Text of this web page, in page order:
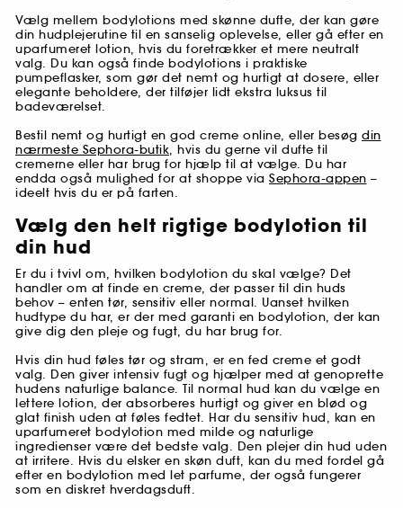
Vælg mellem bodylotions med skønne dufte, der kan gøre
din hudplejerutine til en sanselig oplevelse, eller gå efter en
uparfumeret lotion, hvis du foretrækker et mere neutralt
valg. Du kan også finde bodylotions i praktiske
pumpeflasker, som gør det nemt og hurtigt at dosere, eller
elegante beholdere, der tilføjer lidt ekstra luksus til
badeværelset.
Bestil nemt og hurtigt en god creme online, eller besøg din
nærmeste Sephora-butik, hvis du gerne vil dufte til
cremerne eller har brug for hjælp til at vælge. Du har
endda også mulighed for at shoppe via Sephora-appen –
ideelt hvis du er på farten.
Vælg den helt rigtige bodylotion til
din hud
Er du i tvivl om, hvilken bodylotion du skal vælge? Det
handler om at finde en creme, der passer til din huds
behov – enten tør, sensitiv eller normal. Uanset hvilken
hudtype du har, er der med garanti en bodylotion, der kan
give dig den pleje og fugt, du har brug for.
Hvis din hud føles tør og stram, er en fed creme et godt
valg. Den giver intensiv fugt og hjælper med at genoprette
hudens naturlige balance. Til normal hud kan du vælge en
lettere lotion, der absorberes hurtigt og giver en blød og
glat finish uden at føles fedtet. Har du sensitiv hud, kan en
uparfumeret bodylotion med milde og naturlige
ingredienser være det bedste valg. Den plejer din hud uden
at irritere. Hvis du elsker en skøn duft, kan du med fordel gå
efter en bodylotion med let parfume, der også fungerer
som en diskret hverdagsduft.